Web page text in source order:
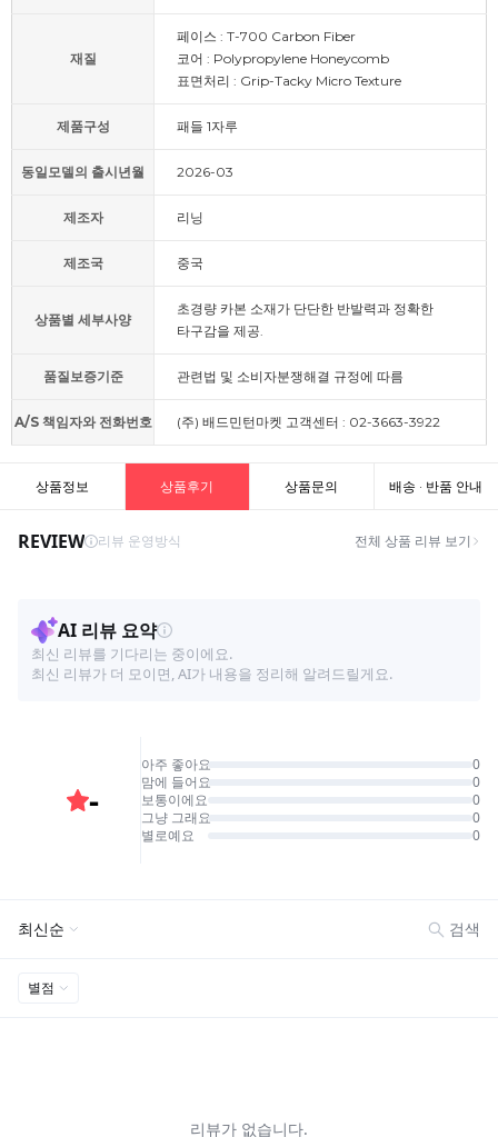
재질
페이스 : T-700 Carbon Fiber
코어 : Polypropylene Honeycomb
표면처리 : Grip-Tacky Micro Texture
제품구성 패들 1자루
동일모델의 출시년월 2026-03
제조자 리닝
제조국 중국
상품별 세부사양
초경량 카본 소재가 단단한 반발력과 정확한
타구감을 제공.
품질보증기준 관련법 및 소비자분쟁해결 규정에 따름
A/S 책임자와 전화번호 (주) 배드민턴마켓 고객센터 : 02-3663-3922
상품정보 상품후기 상품문의 배송 · 반품 안내